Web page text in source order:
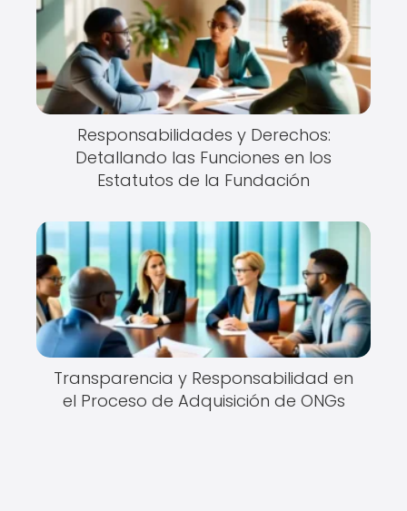
Responsabilidades y Derechos:
Detallando las Funciones en los
Estatutos de la Fundación
Transparencia y Responsabilidad en
el Proceso de Adquisición de ONGs